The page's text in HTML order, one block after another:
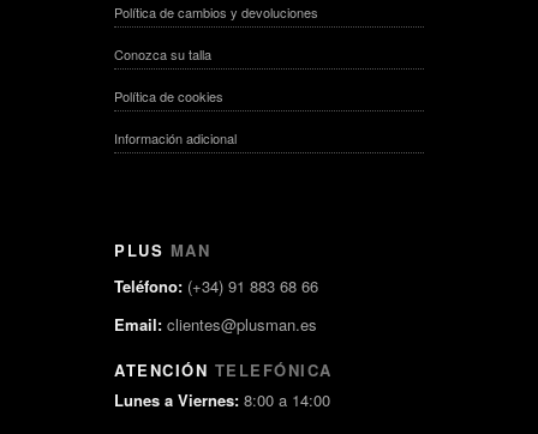
Política de cambios y devoluciones
Conozca su talla
Política de cookies
Información adicional
PLUS MAN
Teléfono: (+34) 91 883 68 66
Email: clientes@plusman.es
ATENCIÓN TELEFÓNICA
Lunes a Viernes: 8:00 a 14:00